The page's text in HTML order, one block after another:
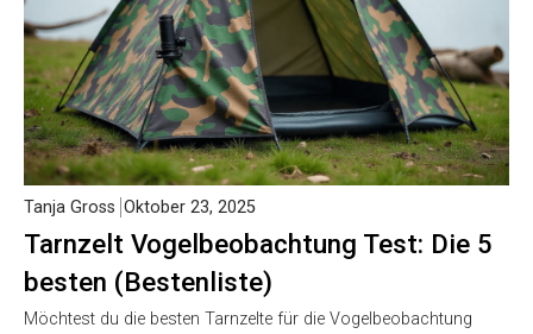
Tarnzelt Vogelbeobachtung Test: Die 5
besten (Bestenliste)
Tanja Gross Oktober 23, 2025
Möchtest du die besten Tarnzelte für die Vogelbeobachtung